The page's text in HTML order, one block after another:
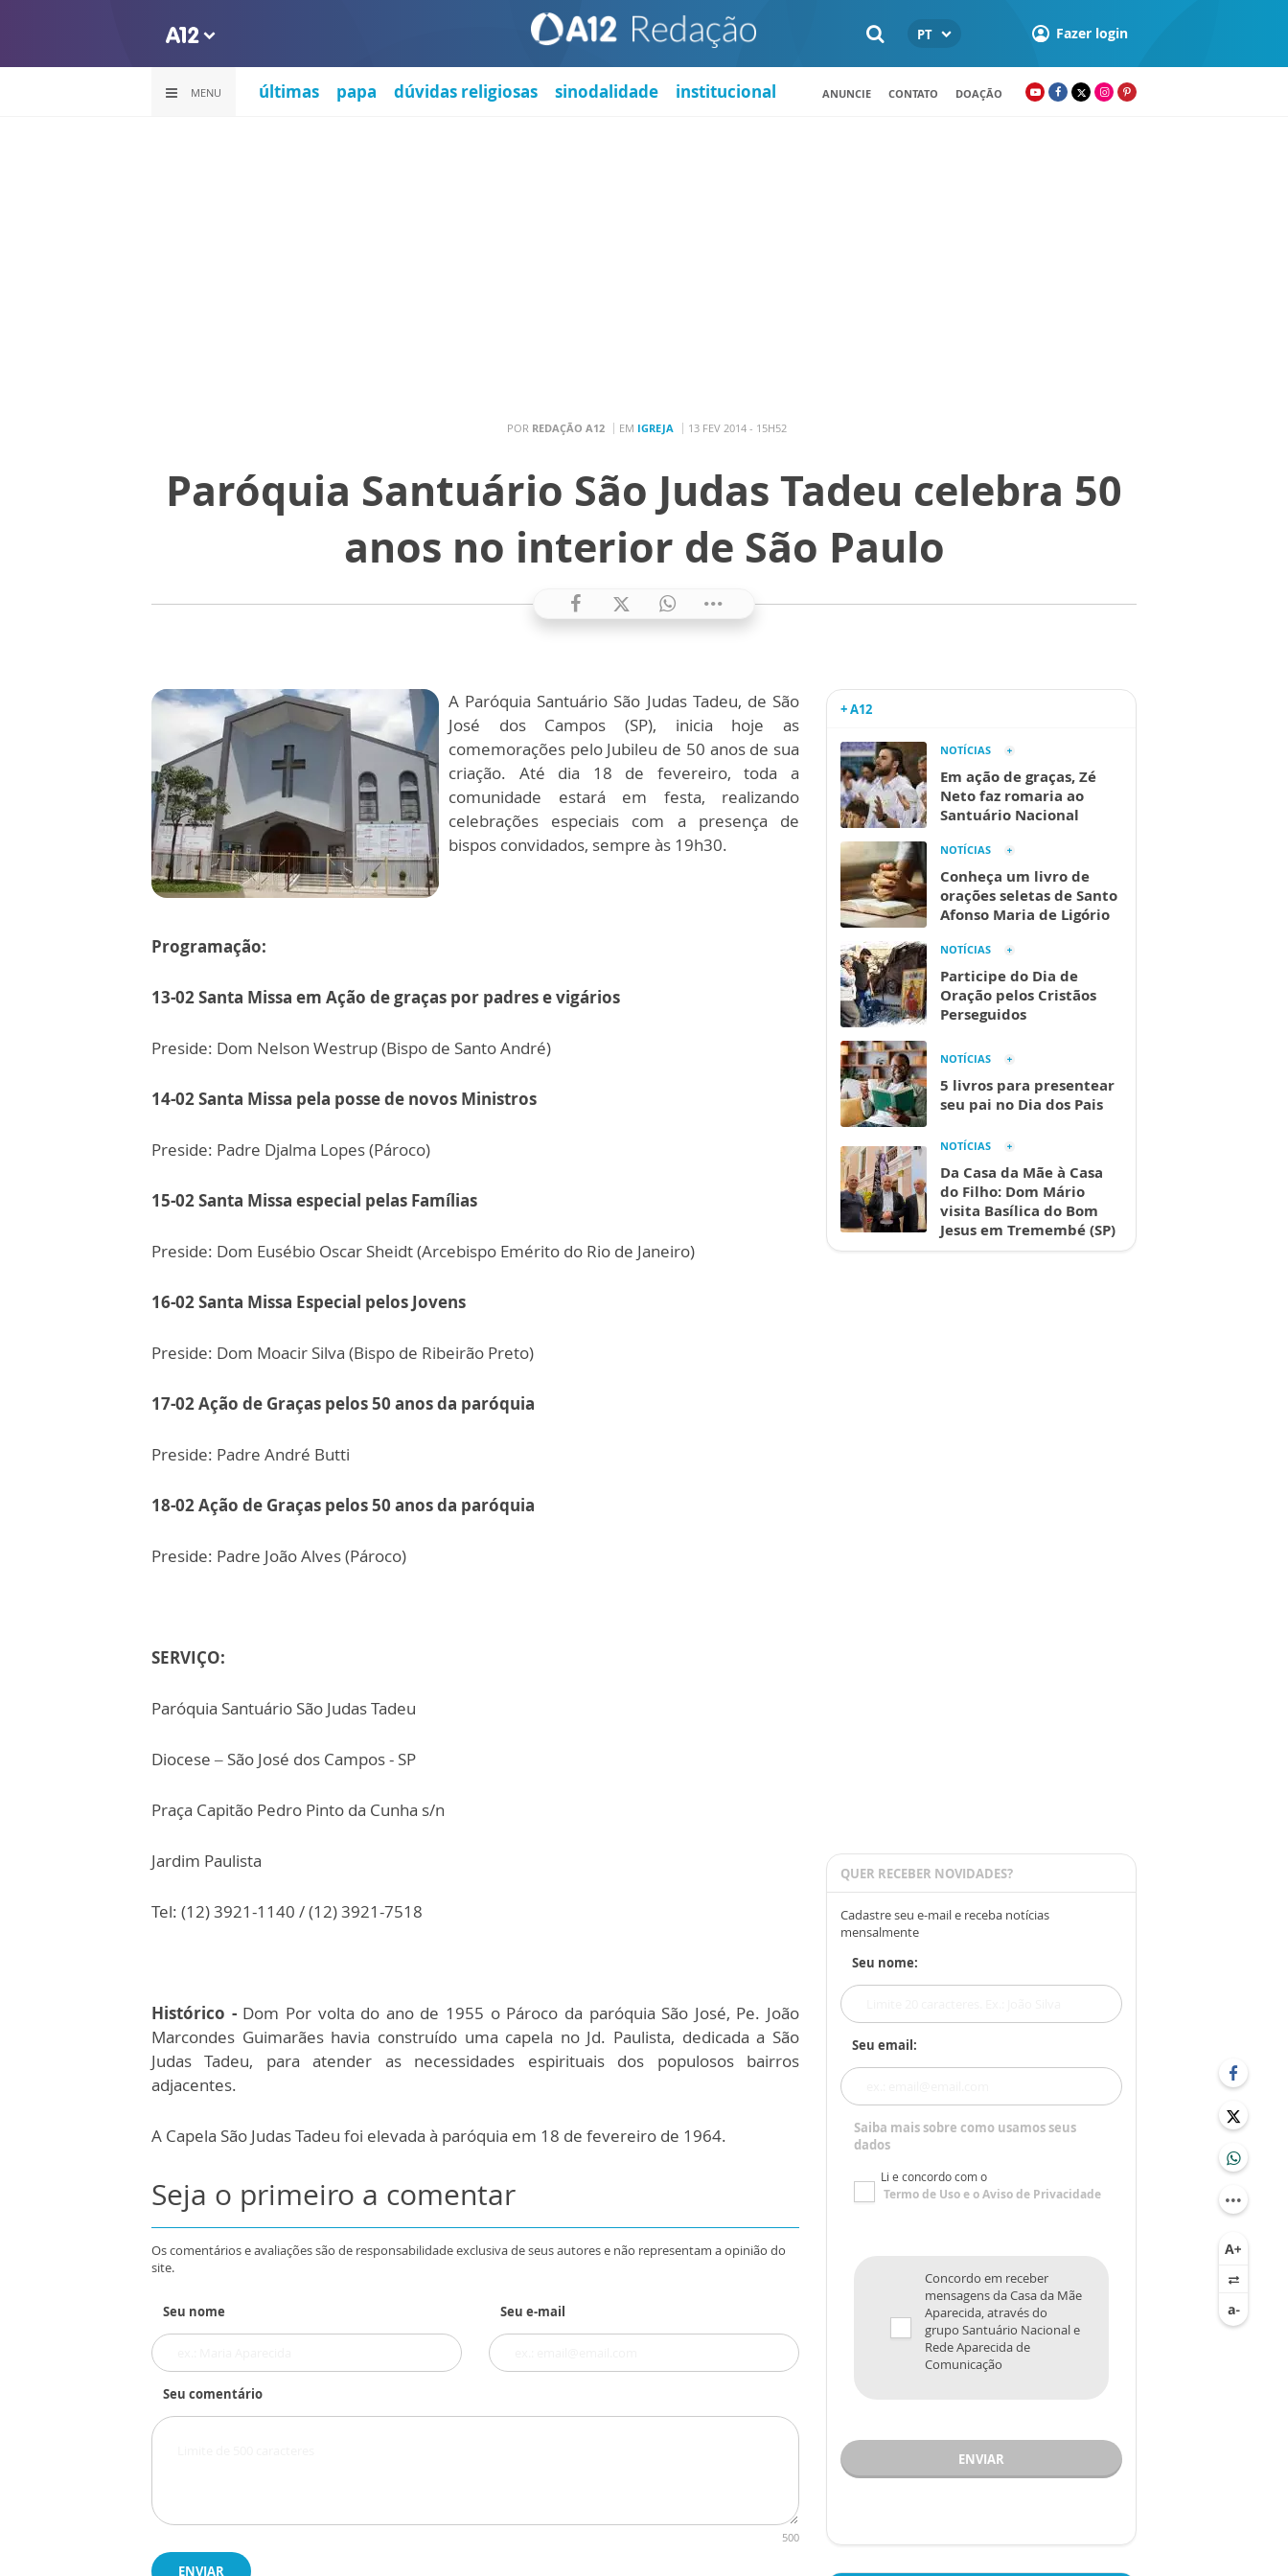
PT Fazer login
MENU últimas papa dúvidas religiosas sinodalidade institucional ANUNCIE CONTATO DOAÇÃO
POR REDAÇÃO A12 EM IGREJA 13 FEV 2014 - 15H52
Paróquia Santuário São Judas Tadeu celebra 50
anos no interior de São Paulo
A Paróquia Santuário São Judas Tadeu, de São
José dos Campos (SP), inicia hoje as
comemorações pelo Jubileu de 50 anos de sua
criação. Até dia 18 de fevereiro, toda a
comunidade estará em festa, realizando
celebrações especiais com a presença de
bispos convidados, sempre às 19h30.
Programação:
13-02 Santa Missa em Ação de graças por padres e vigários
Preside: Dom Nelson Westrup (Bispo de Santo André)
14-02 Santa Missa pela posse de novos Ministros
Preside: Padre Djalma Lopes (Pároco)
15-02 Santa Missa especial pelas Famílias
Preside: Dom Eusébio Oscar Sheidt (Arcebispo Emérito do Rio de Janeiro)
16-02 Santa Missa Especial pelos Jovens
Preside: Dom Moacir Silva (Bispo de Ribeirão Preto)
17-02 Ação de Graças pelos 50 anos da paróquia
Preside: Padre André Butti
18-02 Ação de Graças pelos 50 anos da paróquia
Preside: Padre João Alves (Pároco)
SERVIÇO:
Paróquia Santuário São Judas Tadeu
Diocese – São José dos Campos - SP
Praça Capitão Pedro Pinto da Cunha s/n
Jardim Paulista
Tel: (12) 3921-1140 / (12) 3921-7518
Histórico -Dom Por volta do ano de 1955 o Pároco da paróquia São José, Pe. João
Marcondes Guimarães havia construído uma capela no Jd. Paulista, dedicada a São
Judas Tadeu, para atender as necessidades espirituais dos populosos bairros
adjacentes.
A Capela São Judas Tadeu foi elevada à paróquia em 18 de fevereiro de 1964.
Seja o primeiro a comentar
Os comentários e avaliações são de responsabilidade exclusiva de seus autores e não representam a opinião do
site.
Seu nome Seu e-mail
Seu comentário
500
ENVIAR
+ A12
NOTÍCIAS
Em ação de graças, Zé
Neto faz romaria ao
Santuário Nacional
NOTÍCIAS
Conheça um livro de
orações seletas de Santo
Afonso Maria de Ligório
NOTÍCIAS
Participe do Dia de
Oração pelos Cristãos
Perseguidos
NOTÍCIAS
5 livros para presentear
seu pai no Dia dos Pais
NOTÍCIAS
Da Casa da Mãe à Casa
do Filho: Dom Mário
visita Basílica do Bom
Jesus em Tremembé (SP)
QUER RECEBER NOVIDADES?
Cadastre seu e-mail e receba notícias
mensalmente
Seu nome:
Seu email:
Saiba mais sobre como usamos seus
dados
Li e concordo com o
Termo de Usoe oAviso de Privacidade
Concordo em receber
mensagens da Casa da Mãe
Aparecida, através do
grupo Santuário Nacional e
Rede Aparecida de
Comunicação
ENVIAR